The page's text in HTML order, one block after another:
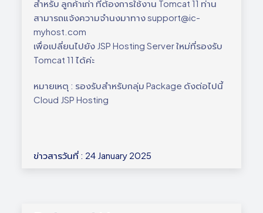
สำหรับ ลูกค้าเก่า ที่ต้องการใช้งาน Tomcat 11 ท่าน
สามารถแจ้งความจำนงมาทาง support@ic-
myhost.com
เพื่อเปลี่ยนไปยัง JSP Hosting Server ใหม่ที่รองรับ
Tomcat 11 ได้ค่ะ
หมายเหตุ : รองรับสำหรับกลุ่ม Package ดังต่อไปนี้
Cloud JSP Hosting
ข่าวสารวันที่ : 24 January 2025